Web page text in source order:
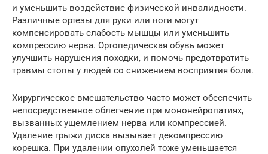
и уменьшить воздействие физической инвалидности.
Различные ортезы для руки или ноги могут
компенсировать слабость мышцы или уменьшить
компрессию нерва. Ортопедическая обувь может
улучшить нарушения походки, и помочь предотвратить
травмы стопы у людей со снижением восприятия боли.
Хирургическое вмешательство часто может обеспечить
непосредственное облегчение при мононейропатиях,
вызванных ущемлением нерва или компрессией.
Удаление грыжи диска вызывает декомпрессию
корешка. При удалении опухолей тоже уменьшается